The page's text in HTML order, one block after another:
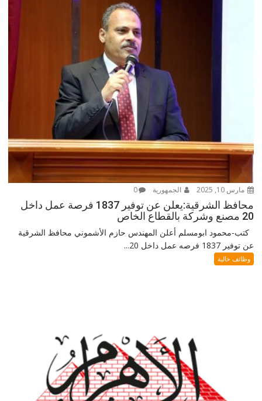
مارس 10, 2025 الجمهورية 0
محافظ الشرقية:يعلن عن توفير 1837 فرصة عمل داخل
20 مصنع وشركة بالقطاع الخاص
كتب-محمود ابومسلم أعلن المهندس حازم الأشموني محافظ الشرقية
عن توفير 1837 فرصه عمل داخل 20...
وظائف خالية